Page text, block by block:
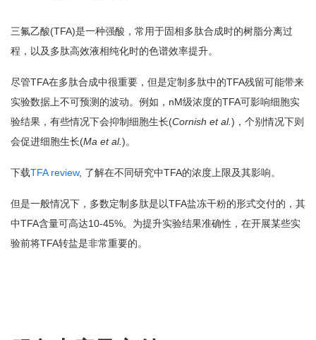
三氟乙酸(TFA)是一种强酸，常用于固相多肽合成时的树脂分离过
程，以及多肽高效液相纯化时的色谱效率提升。
尽管TFA在多肽合成中很重要，但是定制多肽中的TFA残留可能带来
实验数据上不可预测的波动。例如，nM级浓度的TFA可影响细胞实
验结果，有些情况下会抑制细胞生长(Cornish et al.)，个别情况下则
会促进细胞生长(Ma et al.)。
下载TFA review, 了解在不同研究中TFA的浓度上限及其影响。
但是一般情况下，多数定制多肽是以TFA盐冻干粉的形式交付的，其
中TFA含量可高达10-45%。为提升实验结果准确性，在开展某些实
验前将TFA转盐是非常重要的。